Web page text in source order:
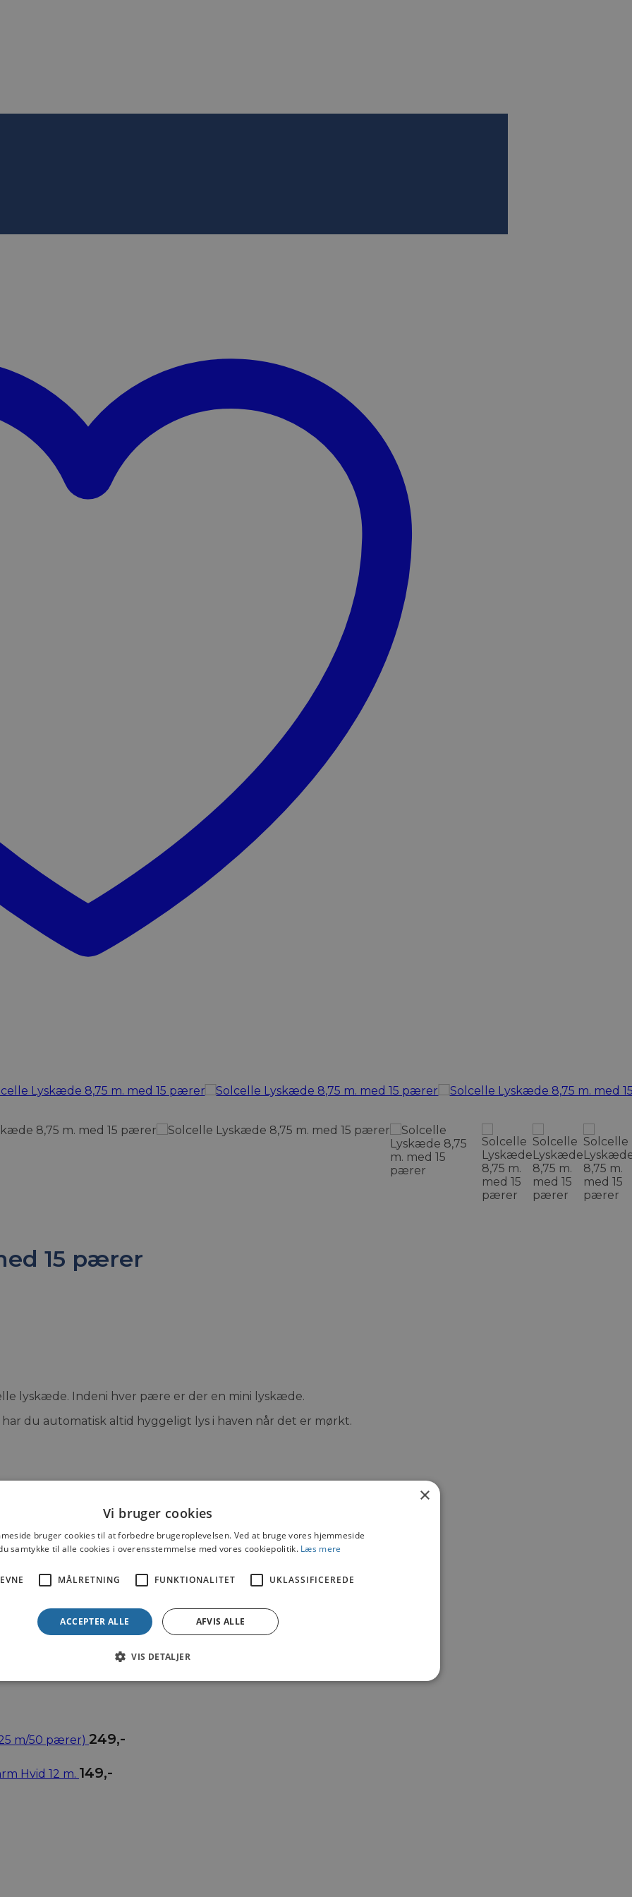
15 pærer
lyskæde. Indeni hver pære er der en mini lyskæde.
du automatisk altid hyggeligt lys i haven når det er mørkt.
m/50 pærer) 249,-
Hvid 12 m. 149,-
×
Vi bruger cookies
bruger cookies til at forbedre brugeroplevelsen. Ved at bruge vores hjemmeside
samtykke til alle cookies i overensstemmelse med vores cookiepolitik. Læs mere
MÅLRETNING FUNKTIONALITET UKLASSIFICEREDE
ACCEPTER ALLE AFVIS ALLE
VIS DETALJER